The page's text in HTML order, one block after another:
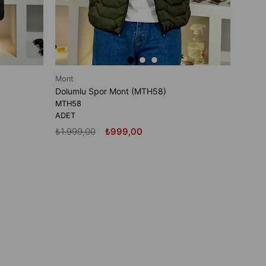
Mont
Dolumlu Spor Mont (MTH58)
MTH58
ADET
₺999,00
₺1.999,00